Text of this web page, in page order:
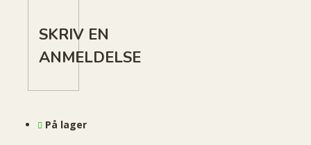
SKRIV EN
ANMELDELSE
På lager